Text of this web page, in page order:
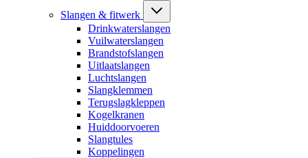
Slangen & fitwerk
Drinkwaterslangen
Vuilwaterslangen
Brandstofslangen
Uitlaatslangen
Luchtslangen
Slangklemmen
Terugslagkleppen
Kogelkranen
Huiddoorvoeren
Slangtules
Koppelingen